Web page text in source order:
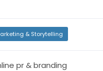
& Storytelling
pr & branding